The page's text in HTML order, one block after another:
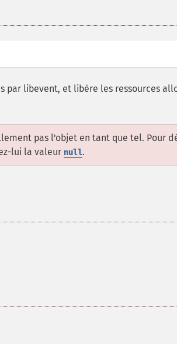
par libevent, et libère les ressources
pas l'objet en tant que tel. Pour
lui la valeur null.